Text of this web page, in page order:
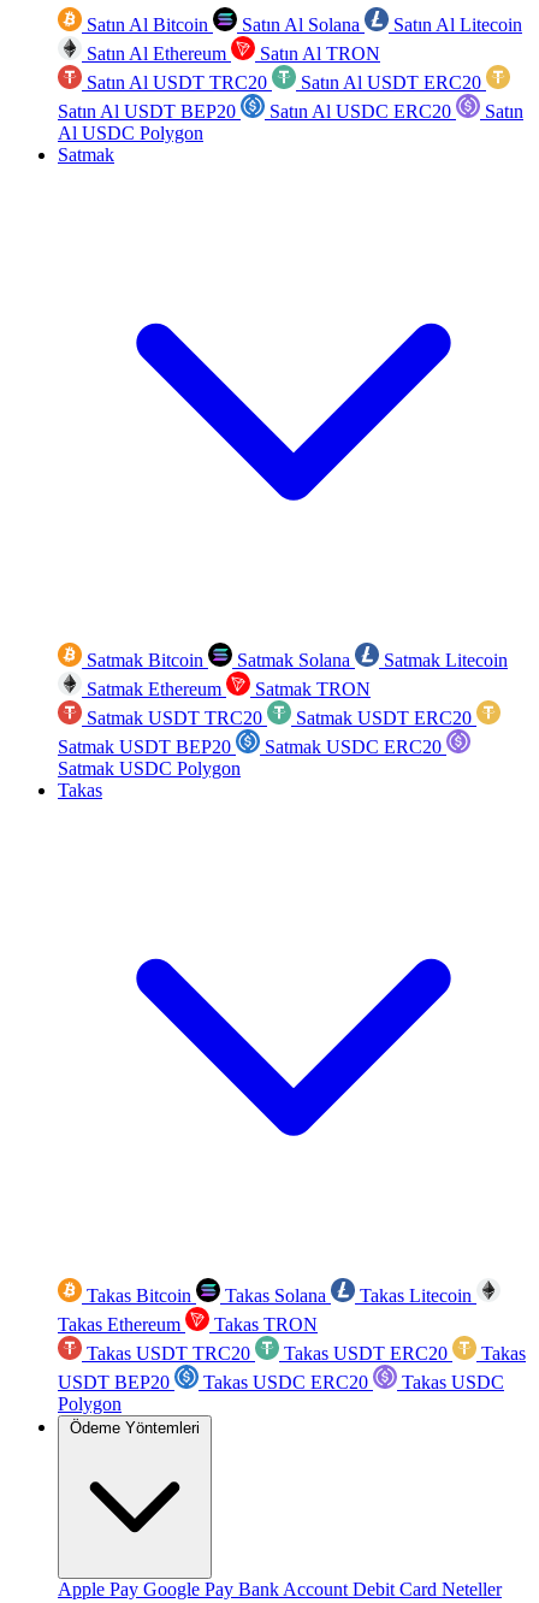
Satın Al Bitcoin Satın Al Solana
Satın Al Litecoin
Satın Al Ethereum
Satın Al TRON
Satın Al USDT TRC20
Satın Al USDT ERC20
Satın Al USDT BEP20
Satın Al USDC ERC20
Satın
Al USDC Polygon
Satmak
Satmak Bitcoin Satmak Solana
Satmak Litecoin
Satmak Ethereum
Satmak TRON
Satmak USDT TRC20
Satmak USDT ERC20
Satmak USDT BEP20
Satmak USDC ERC20
Satmak USDC Polygon
Takas
Takas Bitcoin Takas Solana
Takas Litecoin
Takas Ethereum
Takas TRON
Takas USDT TRC20
Takas USDT ERC20
Takas
USDT BEP20
Takas USDC ERC20
Takas USDC
Polygon
Ödeme Yöntemleri
Apple Pay Google Pay Bank Account Debit Card Neteller